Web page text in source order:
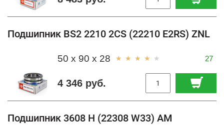
Подшипник BS2 2210 2CS (22210 E2RS) ZNL
27
4 346 руб.
50 x 90 x 28
Подшипник 3608 H (22308 W33) AM